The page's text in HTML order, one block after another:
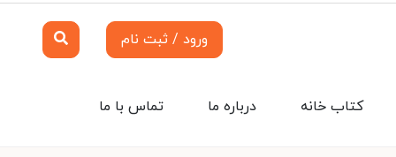
ورود / ثبت نام
تماس با ما درباره ما کتاب خانه